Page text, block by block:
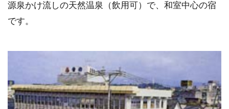
源泉かけ流しの天然温泉（飲用可）で、和室中心の宿
です。